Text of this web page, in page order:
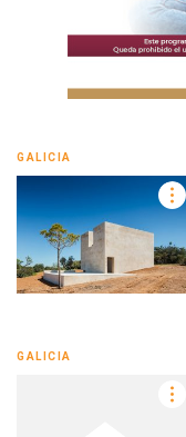
GALICIA
GALICIA